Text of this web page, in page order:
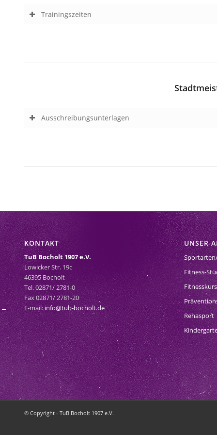
Trainingszeiten
Ausschreibungsunterlagen
KONTAKT
TuB Bocholt 1907 e.V.
Lowicker Str. 19c
46395 Bocholt
Tel. 02871/ 2781-0
Fax 02871/ 2781-20
E-mail:info@tub-bocholt.de
UNSER
Fitness-
Rehasport
© Copyright - TuB Bocholt 1907 e.V.